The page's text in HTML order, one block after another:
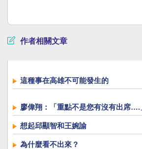
作者相關文章
這種事在高雄不可能發生的
廖偉翔：「重點不是您有沒有出席….
想起邱顯智和王婉諭
為什麼看不出來？